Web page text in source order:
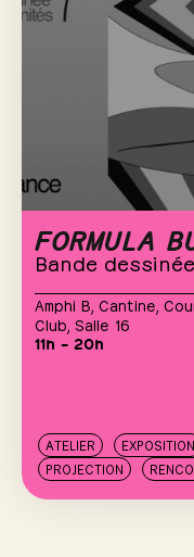
FORMULA
Bande
Amphi B Cantine
Club Salle 16
11h – 20h
ATELIER EXPOSITION
PROJECTION